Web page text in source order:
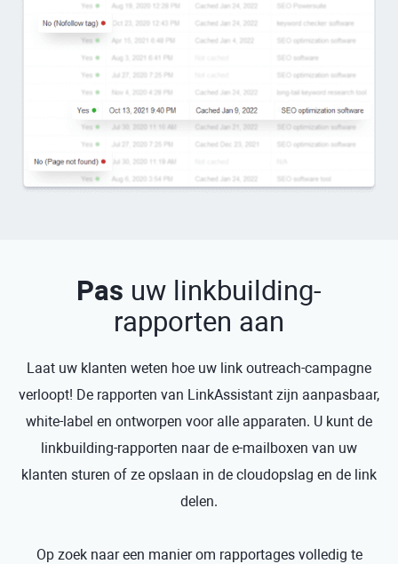
Pas uw linkbuilding-
rapporten aan
Laat uw klanten weten hoe uw link outreach-campagne
verloopt! De rapporten van LinkAssistant zijn aanpasbaar,
white-label en ontworpen voor alle apparaten. U kunt de
linkbuilding-rapporten naar de e-mailboxen van uw
klanten sturen of ze opslaan in de cloudopslag en de link
delen.
Op zoek naar een manier om rapportages volledig te